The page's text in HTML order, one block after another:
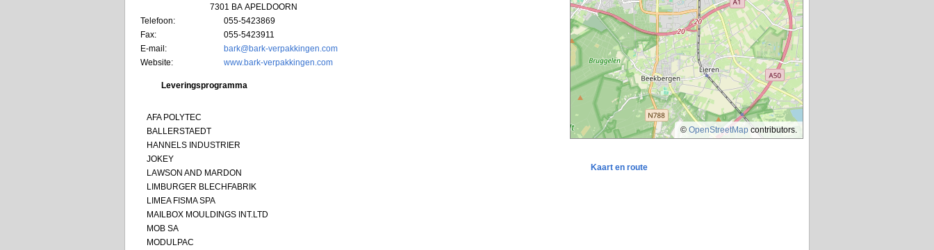
7301 BA APELDOORN
Telefoon:
055-5423869
Fax:
055-5423911
E-mail:
bark@bark-verpakkingen.com
Website:
www.bark-verpakkingen.com
Leveringsprogramma
AFA POLYTEC
BALLERSTAEDT
HANNELS INDUSTRIER
JOKEY
LAWSON AND MARDON
LIMBURGER BLECHFABRIK
LIMEA FISMA SPA
MAILBOX MOULDINGS INT.LTD
MOB SA
MODULPAC
© OpenStreetMap contributors.
Kaart en route